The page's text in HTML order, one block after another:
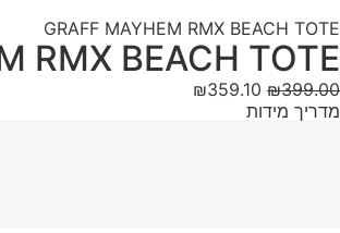
GRAFF MAYHEM RMX BEACH TOTE
RMX BEACH TOTE
₪399.00
₪359.10
מדריך מידות